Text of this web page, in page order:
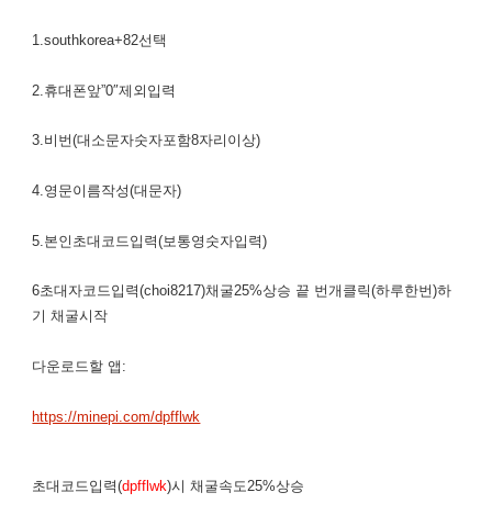
1.southkorea+82선택
2.휴대폰앞”0″제외입력
3.비번(대소문자숫자포함8자리이상)
4.영문이름작성(대문자)
5.본인초대코드입력(보통영숫자입력)
6초대자코드입력(choi8217)채굴25%상승 끝 번개클릭(하루한번)하
기 채굴시작
다운로드할 앱:
https://minepi.com/dpfflwk
초대코드입력(dpfflwk)시 채굴속도25%상승